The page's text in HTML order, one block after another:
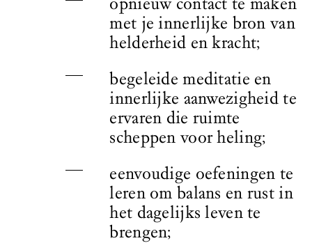
met je innerlijke bron van
helderheid en kracht;
begeleide meditatie en
innerlijke aanwezigheid te
ervaren die ruimte
scheppen voor heling;
eenvoudige oefeningen te
leren om balans en rust in
het dagelijks leven te
brengen;